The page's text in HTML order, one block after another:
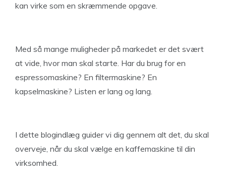
kan virke som en skræmmende opgave.
Med så mange muligheder på markedet er det svært
at vide, hvor man skal starte. Har du brug for en
espressomaskine? En filtermaskine? En
kapselmaskine? Listen er lang og lang.
I dette blogindlæg guider vi dig gennem alt det, du skal
overveje, når du skal vælge en kaffemaskine til din
virksomhed.